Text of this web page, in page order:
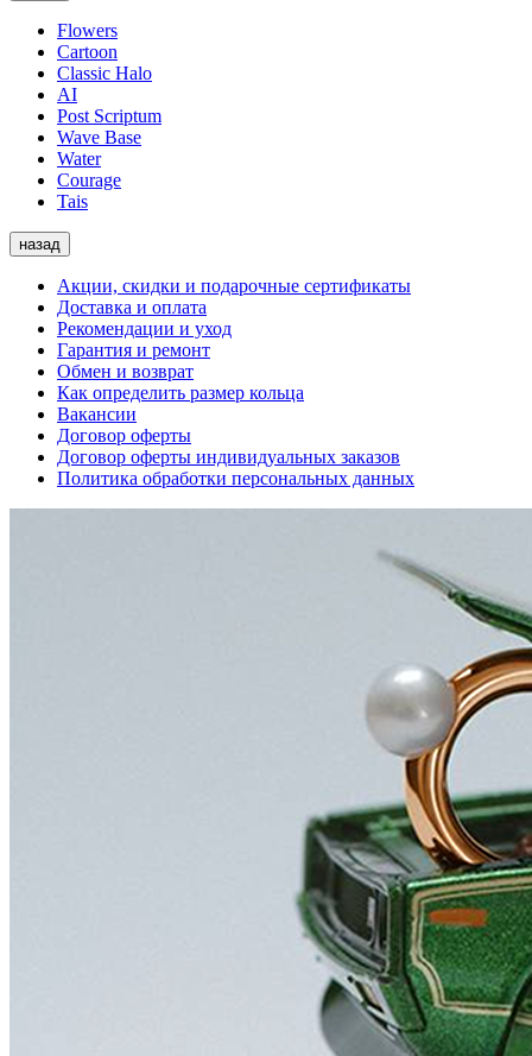
Flowers
Cartoon
Classic Halo
AI
Post Scriptum
Wave Base
Water
Courage
Tais
назад
Акции, скидки и подарочные сертификаты
Доставка и оплата
Рекомендации и уход
Гарантия и ремонт
Обмен и возврат
Как определить размер кольца
Вакансии
Договор оферты
Договор оферты индивидуальных заказов
Политика обработки персональных данных